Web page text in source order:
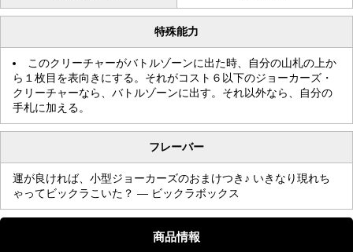
特殊能力
このクリーチャーがバトルゾーンに出た時、自分の山札の上か
ら１枚目を表向きにする。それがコスト６以下のジョーカーズ・
クリーチャーなら、バトルゾーンに出す。それ以外なら、自分の
手札に加える。
フレーバー
運が良ければ、小型ジョーカーズのおまけつき♪ いきなり現れち
ゃってビックラこいた？ ― ビックラボックス
商品情報